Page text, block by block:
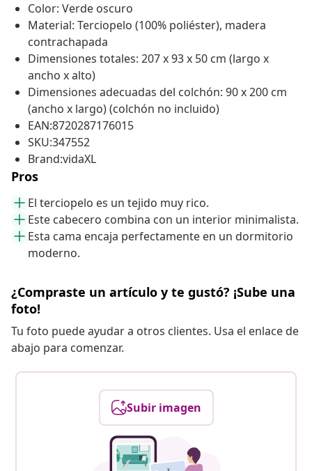
Color: Verde oscuro
Material: Terciopelo (100% poliéster), madera
contrachapada
Dimensiones totales: 207 x 93 x 50 cm (largo x
ancho x alto)
Dimensiones adecuadas del colchón: 90 x 200 cm
(ancho x largo) (colchón no incluido)
EAN:8720287176015
SKU:347552
Brand:vidaXL
Pros
El terciopelo es un tejido muy rico.
Este cabecero combina con un interior minimalista.
Esta cama encaja perfectamente en un dormitorio
moderno.
¿Compraste un artículo y te gustó? ¡Sube una
foto!
Tu foto puede ayudar a otros clientes. Usa el enlace de
abajo para comenzar.
Subir imagen